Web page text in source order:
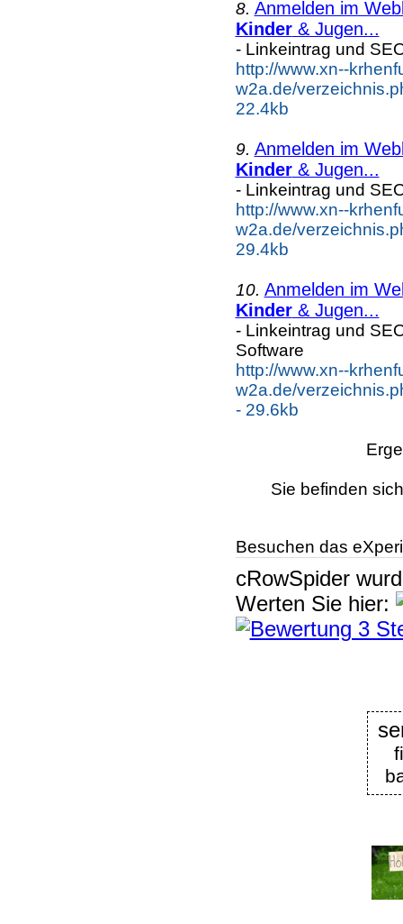
8. Anmelden im
Kinder& Jugen...
- Linkeintrag und
http://www.xn--
w2a.de/
22.4kb
9. Anmelden im
Kinder& Jugen...
- Linkeintrag und
http://www.xn--
w2a.de/
29.4kb
10. Anmelden im
Kinder& Jugen...
- Linkeintrag und
Software
http://www.xn--
w2a.de/
- 29.6kb
Sie befinden
Besuchen das
cRowSpider
Werten Sie hier: